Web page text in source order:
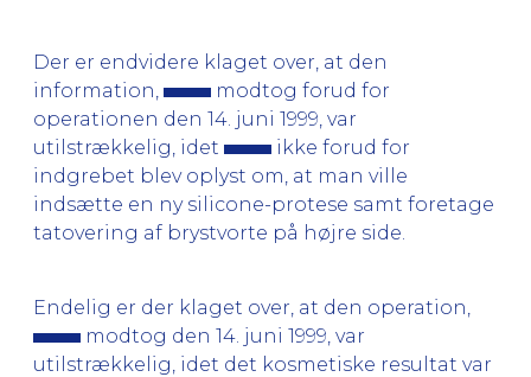
Der er endvidere klaget over, at den
information,
modtog forud for
operationen den 14. juni 1999, var
utilstrækkelig, idet
ikke forud for
indgrebet blev oplyst om, at man ville
indsætte en ny silicone-protese samt foretage
tatovering af brystvorte på højre side.
Endelig er der klaget over, at den operation,
modtog den 14. juni 1999, var
utilstrækkelig, idet det kosmetiske resultat var